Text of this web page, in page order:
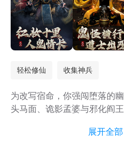
轻松修仙 收集神兵
为改写宿命，你强闯堕落的
头马面、诡影孟婆与邪化阎
菩萨，获其泣血警示：幽冥
展开全部